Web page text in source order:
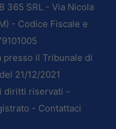
365 SRL - Via Nicola
- Codice Fiscale e
presso il Tribunale di
21/12/2021
diritti riservati -
- Contattaci